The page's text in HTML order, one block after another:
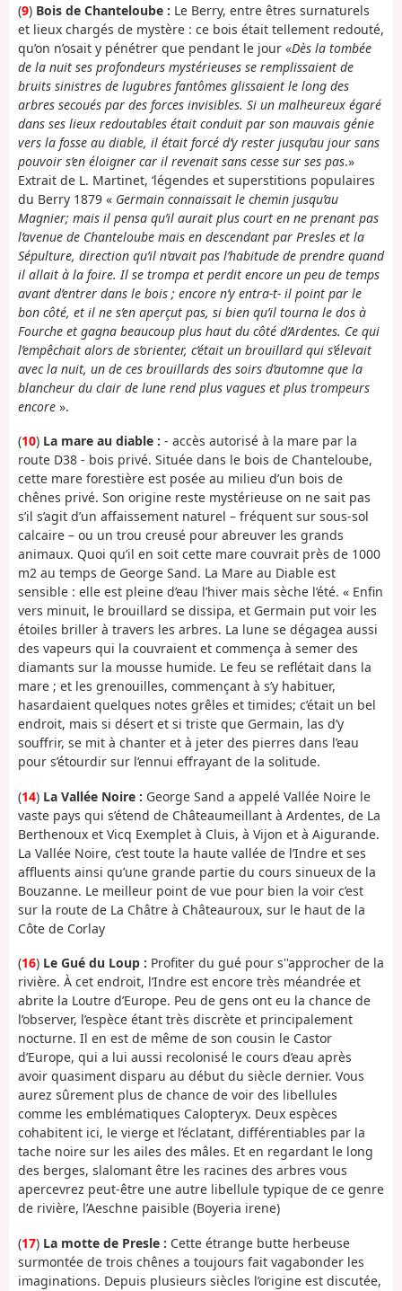
(9) Bois de Chanteloube : Le Berry, entre êtres surnaturels
et lieux chargés de mystère : ce bois était tellement redouté,
qu’on n’osait y pénétrer que pendant le jour «Dès la tombée
de la nuit ses profondeurs mystérieuses se remplissaient de
bruits sinistres de lugubres fantômes glissaient le long des
arbres secoués par des forces invisibles. Si un malheureux égaré
dans ses lieux redoutables était conduit par son mauvais génie
vers la fosse au diable, il était forcé d’y rester jusqu’au jour sans
pouvoir s’en éloigner car il revenait sans cesse sur ses pas.»
Extrait de L. Martinet, ‘légendes et superstitions populaires
du Berry 1879 « Germain connaissait le chemin jusqu’au
Magnier; mais il pensa qu’il aurait plus court en ne prenant pas
l’avenue de Chanteloube mais en descendant par Presles et la
Sépulture, direction qu’il n’avait pas l’habitude de prendre quand
il allait à la foire. Il se trompa et perdit encore un peu de temps
avant d’entrer dans le bois ; encore n’y entra-t- il point par le
bon côté, et il ne s’en aperçut pas, si bien qu’il tourna le dos à
Fourche et gagna beaucoup plus haut du côté d’Ardentes. Ce qui
l’empêchait alors de s’orienter, c’était un brouillard qui s’élevait
avec la nuit, un de ces brouillards des soirs d’automne que la
blancheur du clair de lune rend plus vagues et plus trompeurs
encore ».
(10) La mare au diable : - accès autorisé à la mare par la
route D38 - bois privé. Située dans le bois de Chanteloube,
cette mare forestière est posée au milieu d’un bois de
chênes privé. Son origine reste mystérieuse on ne sait pas
s’il s’agit d’un affaissement naturel – fréquent sur sous-sol
calcaire – ou un trou creusé pour abreuver les grands
animaux. Quoi qu’il en soit cette mare couvrait près de 1000
m2 au temps de George Sand. La Mare au Diable est
sensible : elle est pleine d’eau l’hiver mais sèche l’été. « Enfin
vers minuit, le brouillard se dissipa, et Germain put voir les
étoiles briller à travers les arbres. La lune se dégagea aussi
des vapeurs qui la couvraient et commença à semer des
diamants sur la mousse humide. Le feu se reflétait dans la
mare ; et les grenouilles, commençant à s’y habituer,
hasardaient quelques notes grêles et timides; c’était un bel
endroit, mais si désert et si triste que Germain, las d’y
souffrir, se mit à chanter et à jeter des pierres dans l’eau
pour s’étourdir sur l’ennui effrayant de la solitude.
(14) La Vallée Noire : George Sand a appelé Vallée Noire le
vaste pays qui s’étend de Châteaumeillant à Ardentes, de La
Berthenoux et Vicq Exemplet à Cluis, à Vijon et à Aigurande.
La Vallée Noire, c’est toute la haute vallée de l’Indre et ses
affluents ainsi qu’une grande partie du cours sinueux de la
Bouzanne. Le meilleur point de vue pour bien la voir c’est
sur la route de La Châtre à Châteauroux, sur le haut de la
Côte de Corlay
(16) Le Gué du Loup : Profiter du gué pour s''approcher de la
rivière. À cet endroit, l’Indre est encore très méandrée et
abrite la Loutre d’Europe. Peu de gens ont eu la chance de
l’observer, l’espèce étant très discrète et principalement
nocturne. Il en est de même de son cousin le Castor
d’Europe, qui a lui aussi recolonisé le cours d’eau après
avoir quasiment disparu au début du siècle dernier. Vous
aurez sûrement plus de chance de voir des libellules
comme les emblématiques Calopteryx. Deux espèces
cohabitent ici, le vierge et l’éclatant, différentiables par la
tache noire sur les ailes des mâles. Et en regardant le long
des berges, slalomant être les racines des arbres vous
apercevrez peut-être une autre libellule typique de ce genre
de rivière, l’Aeschne paisible (Boyeria irene)
(17) La motte de Presle : Cette étrange butte herbeuse
surmontée de trois chênes a toujours fait vagabonder les
imaginations. Depuis plusieurs siècles l’origine est discutée,